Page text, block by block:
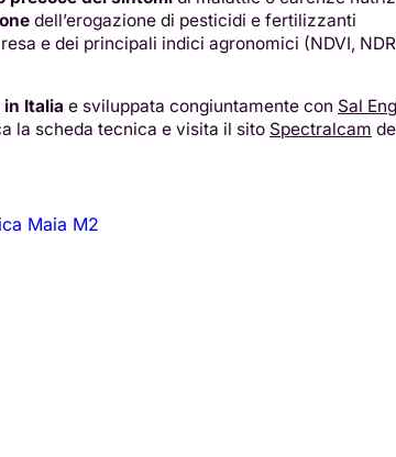
dell’erogazione di pesticidi e fertilizzanti
e dei principali indici agronomici (NDVI,
Italia e sviluppata congiuntamente con Sal
la scheda tecnica e visita il sito Spectralcam
Maia M2